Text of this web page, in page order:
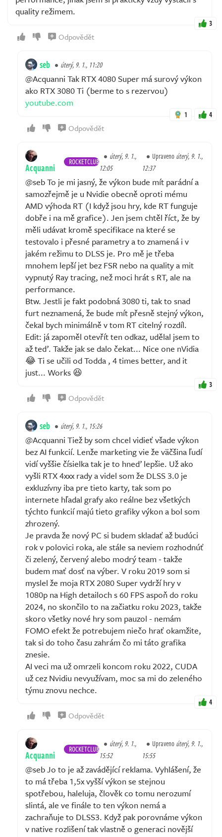
quality režimem.
3
Odpovědět
seb úterý, 9. 1., 11:20
@Acquanni Tak RTX 4080 Super má surový výkon
ako RTX 3080 Ti (berme to s rezervou)
youtube.com
1 4
Odpovědět
Acquanni ROCKETCLUB
úterý, 9. 1.,
12:05
Upravenoúterý, 9. 1.,
12:37
@seb To je mi jasný, že výkon bude mít parádní a
samozřejmě je u Nvidie obecně oproti mému
AMD výhoda RT (I když jsou hry, kde RT funguje
dobře i na mě grafice). Jen jsem chtěl říct, že by
měli udávat kromě specifikace na které se
testovalo i přesné parametry a to znamená i v
jakém režimu to DLSS je. Pro mě je třeba
mnohem lepší jet bez FSR nebo na quality a mit
vypnutý Ray tracing, než moci hrát s RT, ale na
performance.
Btw. Jestli je fakt podobná 3080 ti, tak to snad
furt neznamená, že bude mít přesně stejný výkon,
čekal bych minimálně v tom RT citelný rozdíl.
Edit: já zapoměl otevřít ten odkaz, udělal jsem to
až teď. Takže jak se dalo čekat... Nice one nVidia
😂 Ti se učili od Todda , 4 times better, and it
just... Works 😆
3
Odpovědět
seb úterý, 9. 1., 15:26
@Acquanni Tiež by som chcel vidieť všade výkon
bez AI funkcií. Lenže marketing vie že väčšina ľudí
vidí vyššie čísielka tak je to hneď lepšie. Už ako
vyšli RTX 4xxx rady a videl som že DLSS 3.0 je
exkluzívny iba pre tieto karty, tak som po
internete hľadal grafy ako reálne bez všetkých
týchto funkcií majú tieto grafiky výkon a bol som
zhrozený.
Je pravda že nový PC si budem skladať až budúci
rok v polovici roka, ale stále sa neviem rozhodnúť
či zelený, červený alebo modrý team - takže
budem mať dosť na výber. V roku 2019 som si
myslel že moja RTX 2080 Super vydrží hry v
1080p na High detailoch s 60 FPS aspoň do roku
2024, no skončilo to na začiatku roku 2023, takže
skoro všetky nové hry som pauzol - nemám
FOMO efekt že potrebujem niečo hrať okamžite,
tak si do toho času zahrám čo mi táto grafika
znesie.
AI veci ma už omrzeli koncom roku 2022, CUDA
už cez Nvidiu nevyužívam, moc sa mi do zeleného
týmu znovu nechce.
4
Odpovědět
Acquanni ROCKETCLUB
úterý, 9. 1.,
15:52
Upravenoúterý, 9. 1.,
15:55
@seb Jo to je až zavádějící reklama. Vyhlášení, že
to má třeba 1,5x vyšší výkon se stejnou
spotřebou, haleluja, člověk co tomu nerozumí
slintá, ale ve finále to ten výkon nemá a
zachraňuje to DLSS3. Když pak porovnáme výkon
v native rozlišení tak vlastně o generaci novější